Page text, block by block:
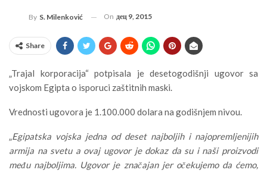
By S. Milenković On дец 9, 2015
Share
„Trajal korporacija“ potpisala je desetogodišnji ugovor sa
vojskom Egipta o isporuci zaštitnih maski.
Vrednosti ugovora je 1.100.000 dolara na godišnjem nivou.
„Egipatska vojska jedna od deset najboljih i najopremljenijih
armija na svetu a ovaj ugovor je dokaz da su i naši proizvodi
među najboljima. Ugovor je značajan jer očekujemo da ćemo,